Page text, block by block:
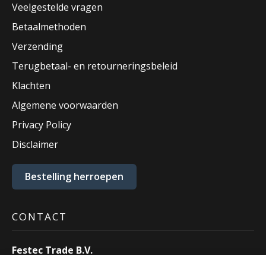
Veelgestelde vragen
Betaalmethoden
Verzending
Terugbetaal- en retourneringsbeleid
Klachten
Algemene voorwaarden
Privacy Policy
Disclaimer
Bestelling herroepen
CONTACT
Festec Trade B.V.